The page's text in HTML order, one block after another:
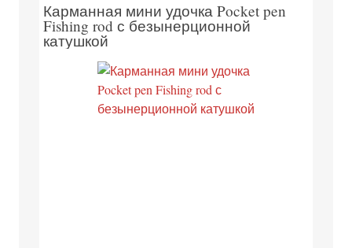
Карманная мини удочка Pocket pen
Fishing rod с безынерционной
катушкой